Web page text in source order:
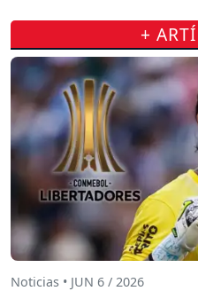
+
Noticias • JUN 6 / 2026